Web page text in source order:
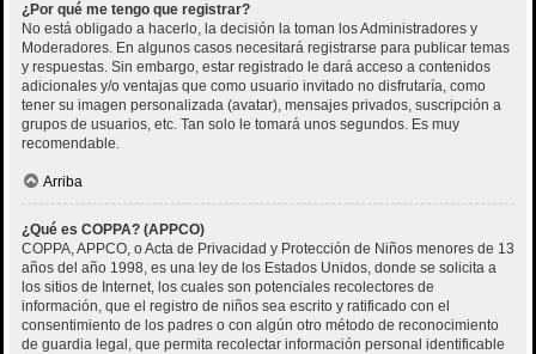
¿Por qué me tengo que registrar?
No está obligado a hacerlo, la decisión la toman los Administradores y
Moderadores. En algunos casos necesitará registrarse para publicar temas
y respuestas. Sin embargo, estar registrado le dará acceso a contenidos
adicionales y/o ventajas que como usuario invitado no disfrutaría, como
tener su imagen personalizada (avatar), mensajes privados, suscripción a
grupos de usuarios, etc. Tan solo le tomará unos segundos. Es muy
recomendable.
Arriba
¿Qué es COPPA? (APPCO)
COPPA, APPCO, o Acta de Privacidad y Protección de Niños menores de 13
años del año 1998, es una ley de los Estados Unidos, donde se solicita a
los sitios de Internet, los cuales son potenciales recolectores de
información, que el registro de niños sea escrito y ratificado con el
consentimiento de los padres o con algún otro método de reconocimiento
de guardia legal, que permita recolectar información personal identificable